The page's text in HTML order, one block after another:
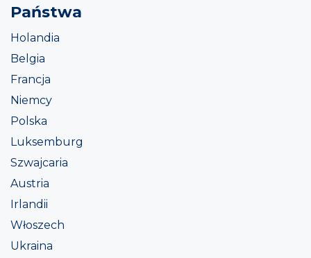
Państwa
Holandia
Belgia
Francja
Niemcy
Polska
Luksemburg
Szwajcaria
Austria
Irlandii
Włoszech
Ukraina